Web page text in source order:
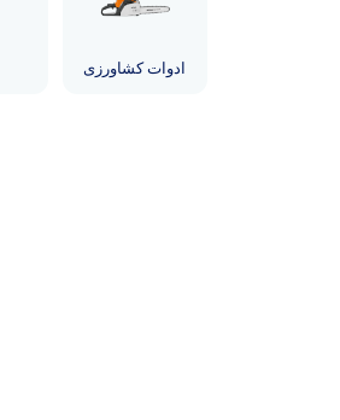
ادوات کشاورزی